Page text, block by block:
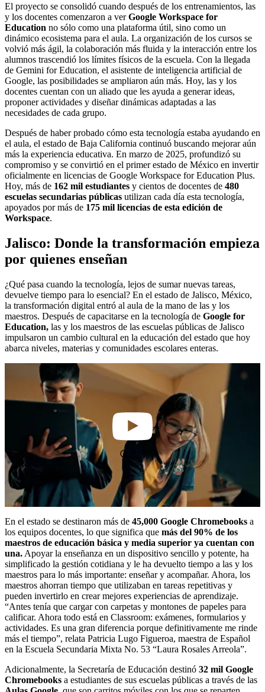
El proyecto se consolidó cuando después de los entrenamientos, las
y los docentes comenzaron a verGoogle Workspace for
Education no sólo como una plataforma útil, sino como un
dinámico ecosistema para el aula. La organización de los cursos se
volvió más ágil, la colaboración más fluida y la interacción entre los
alumnos trascendió los límites físicos de la escuela. Con la llegada
de Gemini for Education, el asistente de inteligencia artificial de
Google, las posibilidades se ampliaron aún más. Hoy, las y los
docentes cuentan con un aliado que les ayuda a generar ideas,
proponer actividades y diseñar dinámicas adaptadas a las
necesidades de cada grupo.
Después de haber probado cómo esta tecnología estaba ayudando en
el aula, el estado de Baja California continuó buscando mejorar aún
más la experiencia educativa. En marzo de 2025, profundizó su
compromiso y se convirtió en el primer estado de México en invertir
oficialmente en licencias de Google Workspace for Education Plus.
Hoy, más de 162 mil estudiantes y cientos de docentes de 480
escuelas secundarias públicas utilizan cada día esta tecnología,
apoyados por más de 175 mil licencias de esta edición de
Workspace.
Jalisco: Donde la transformación empieza
por quienes enseñan
¿Qué pasa cuando la tecnología, lejos de sumar nuevas tareas,
devuelve tiempo para lo esencial? En el estado de Jalisco, México,
la transformación digital entró al aula de la mano de las y los
maestros. Después de capacitarse en la tecnología de Google for
Education, las y los maestros de las escuelas públicas de Jalisco
impulsaron un cambio cultural en la educación del estado que hoy
abarca niveles, materias y comunidades escolares enteras.
En el estado se destinaron más de 45,000 Google Chromebooks a
los equipos docentes, lo que significa que más del 90% de los
maestros de educación básica y media superior ya cuentan con
una. Apoyar la enseñanza en un dispositivo sencillo y potente, ha
simplificado la gestión cotidiana y le ha devuelto tiempo a las y los
maestros para lo más importante: enseñar y acompañar. Ahora, los
maestros ahorran tiempo que utilizaban en tareas repetitivas y
pueden invertirlo en crear mejores experiencias de aprendizaje.
“Antes tenía que cargar con carpetas y montones de papeles para
calificar. Ahora todo está en Classroom: exámenes, formularios y
actividades. Es una gran diferencia porque definitivamente me rinde
más el tiempo”, relata Patricia Lugo Figueroa, maestra de Español
en la Escuela Secundaria Mixta No. 53 “Laura Rosales Arreola”.
Adicionalmente, la Secretaría de Educación destinó 32 mil Google
Chromebooks a estudiantes de sus escuelas públicas a través de las